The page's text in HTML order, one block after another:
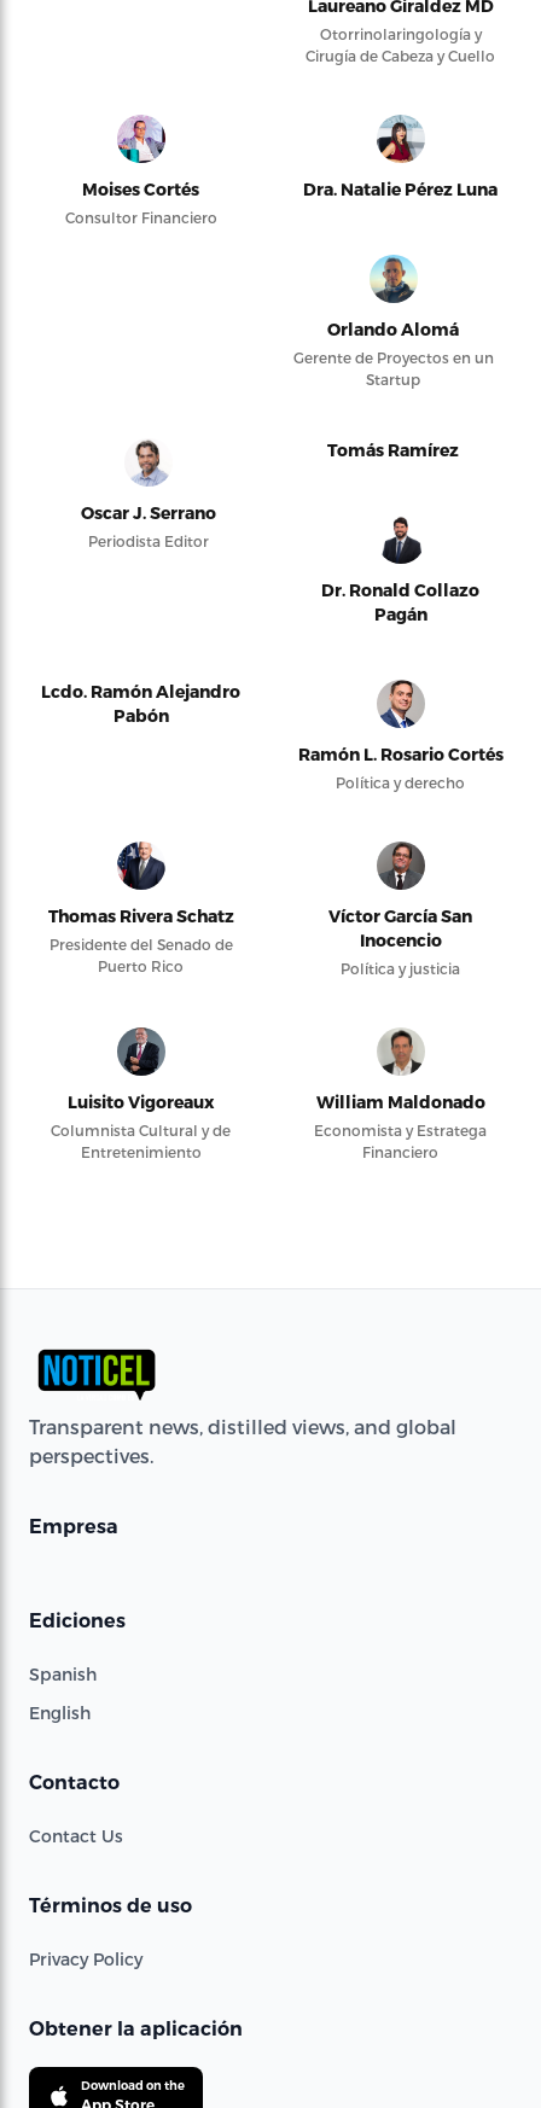
Laureano Giraldez MD
Otorrinolaringología y
Cirugía de Cabeza y Cuello
Moises Cortés
Consultor Financiero
Dra. Natalie Pérez Luna
Orlando Alomá
Gerente de Proyectos en un
Startup
Oscar J. Serrano
Periodista Editor
Tomás Ramírez
Dr. Ronald Collazo
Pagán
Lcdo. Ramón Alejandro
Pabón
Ramón L. Rosario Cortés
Política y derecho
Thomas Rivera Schatz
Presidente del Senado de
Puerto Rico
Víctor García San
Inocencio
Política y justicia
Luisito Vigoreaux
Columnista Cultural y de
Entretenimiento
William Maldonado
Economista y Estratega
Financiero
Transparent news, distilled views, and global
perspectives.
Empresa
Ediciones
Spanish
English
Contacto
Contact Us
Términos de uso
Privacy Policy
Obtener la aplicación
Download on the